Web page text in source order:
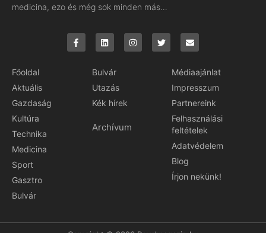
medicina, ezo és még sok minden más…
Főoldal
Aktuális
Gazdaság
Kultúra
Technika
Medicina
Sport
Gasztro
Bulvár
Bulvár
Utazás
Kék hírek
Archívum
Médiaajánlat
Impresszum
Partnereink
Felhasználási
feltételek
Adatvédelem
Blog
Írjon nekünk!